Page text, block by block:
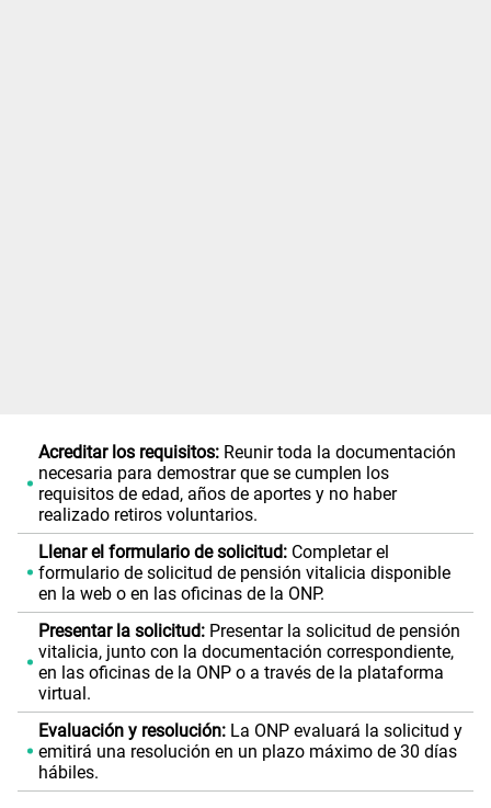
Acreditar los requisitos:Reunir toda la documentación
necesaria para demostrar que se cumplen los
requisitos de edad, años de aportes y no haber
realizado retiros voluntarios.
Llenar el formulario de solicitud:Completar el
formulario de solicitud de pensión vitalicia disponible
en la web o en las oficinas de la ONP.
Presentar la solicitud:Presentar la solicitud de pensión
vitalicia, junto con la documentación correspondiente,
en las oficinas de la ONP o a través de la plataforma
virtual.
Evaluación y resolución:La ONP evaluará la solicitud y
emitirá una resolución en un plazo máximo de 30 días
hábiles.